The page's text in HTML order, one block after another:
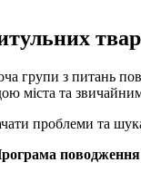
групи з питань
міста та
проблеми та
поводження